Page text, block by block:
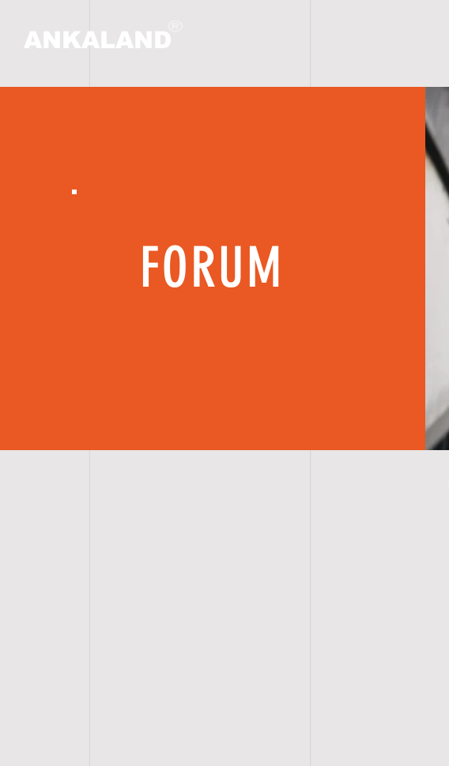
ANKALAND
FORUM